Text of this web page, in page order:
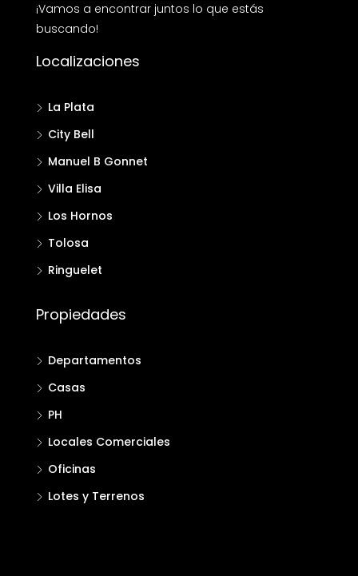
¡Vamos a encontrar juntos lo que estás
buscando!
Localizaciones
La Plata
City Bell
Manuel B Gonnet
Villa Elisa
Los Hornos
Tolosa
Ringuelet
Propiedades
Departamentos
Casas
PH
Locales Comerciales
Oficinas
Lotes y Terrenos